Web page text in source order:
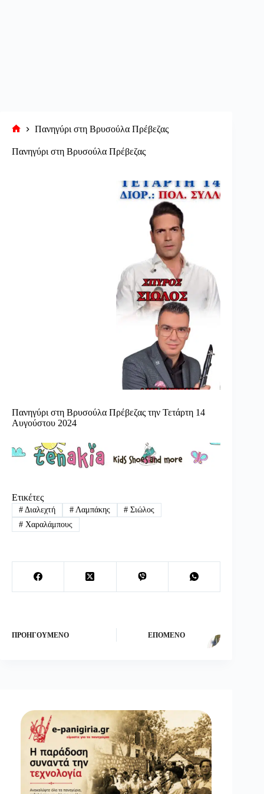
σελίδα
Πανηγύρι στη Βρυσούλα Πρέβεζας
Πανηγύρι στη Βρυσούλα Πρέβεζας
Πανηγύρι στη Βρυσούλα Πρέβεζας την Τετάρτη 14
Αυγούστου 2024
Ετικέτες
#Διαλεχτή #Λαμπάκης # Σιώλος
#Χαραλάμπους
ΠΡΟΗΓΟΎΜΕΝΟ ΕΠΌΜΕΝΟ